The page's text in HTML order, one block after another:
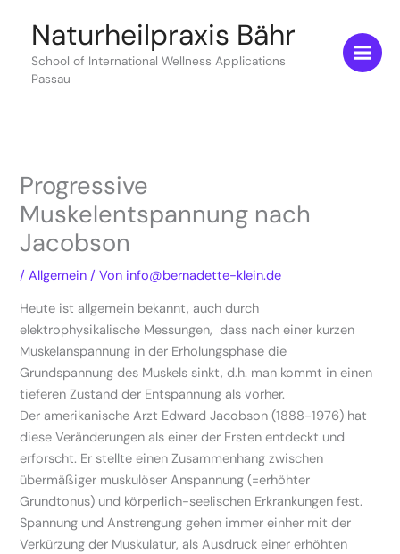
springenNaturheilpraxis Bähr
School of International Wellness Applications
Passau
Progressive
Muskelentspannung nach
Jacobson
/Allgemein / Von info@bernadette-klein.de
Heute ist allgemein bekannt, auch durch
elektrophysikalische Messungen, dass nach einer kurzen
Muskelanspannung in der Erholungsphase die
Grundspannung des Muskels sinkt, d.h. man kommt in einen
tieferen Zustand der Entspannung als vorher.
Der amerikanische Arzt Edward Jacobson (1888-1976) hat
diese Veränderungen als einer der Ersten entdeckt und
erforscht. Er stellte einen Zusammenhang zwischen
übermäßiger muskulöser Anspannung (=erhöhter
Grundtonus) und körperlich-seelischen Erkrankungen fest.
Spannung und Anstrengung gehen immer einher mit der
Verkürzung der Muskulatur, als Ausdruck einer erhöhten